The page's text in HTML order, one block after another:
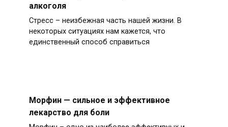
алкоголя
Стресс – неизбежная часть нашей жизни. В
некоторых ситуациях нам кажется, что
единственный способ справиться
Морфин — сильное и эффективное
лекарство для боли